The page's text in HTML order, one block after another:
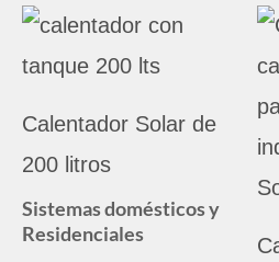
Calentador Solar de
200 litros
Sistemas domésticos y
Residenciales